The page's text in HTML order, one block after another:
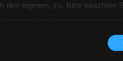
den eigenen, zu. Bitte beachten
ohne adäquates
kann. In diesem